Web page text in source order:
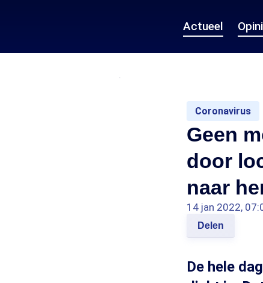
Actueel
Coronavirus
Geen
door
naar
14 jan 2022,
Delen
De hele